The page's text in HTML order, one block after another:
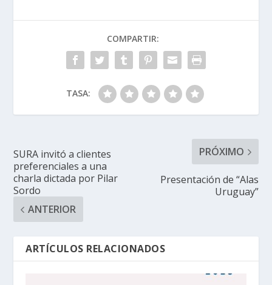
COMPARTIR:
TASA:
SURA invitó a clientes
preferenciales a una
charla dictada por Pilar
Sordo
ANTERIOR
PRÓXIMO
Presentación de “Alas
Uruguay”
ARTÍCULOS RELACIONADOS